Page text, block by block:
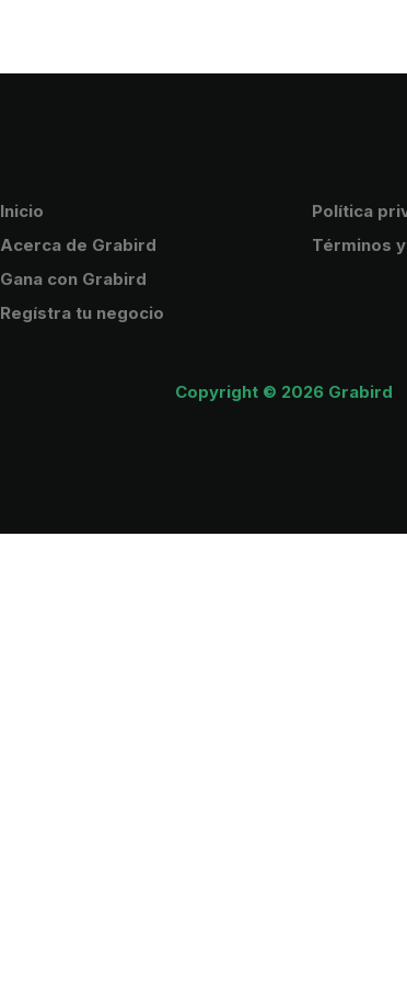
Inicio
Acerca de Grabird
Gana con Grabird
Regístra tu negocio
Política
Términos
Copyright © 2026 Grabird